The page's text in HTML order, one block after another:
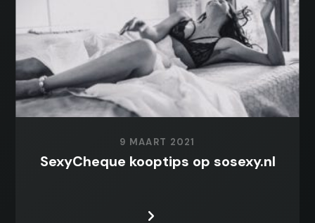
9 MAART 2021
SexyCheque kooptips op sosexy.nl
LEES MEER